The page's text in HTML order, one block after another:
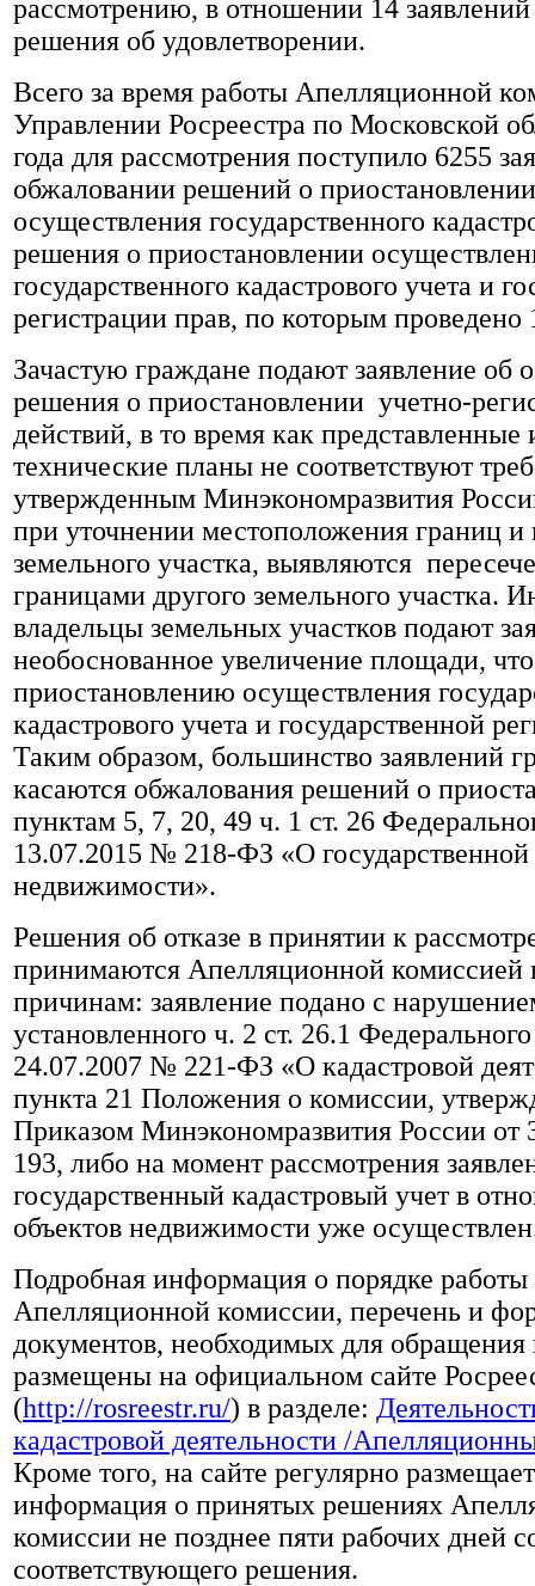
рассмотрению, в отношении 14
решения об удовлетворении.
Всего за время работы Апелляционной
Управлении Росреестра по Московской
года для рассмотрения поступило 6255
обжаловании решений о приостановлении
осуществления государственного
решения о приостановлении
государственного кадастрового учета и
регистрации прав, по которым проведено
Зачастую граждане подают заявление об
решения о приостановлении учетно-
действий, в то время как
технические планы не соответствуют
утвержденным Минэкономразвития
при уточнении местоположения границ
земельного участка, выявляются
границами другого земельного участка.
владельцы земельных участков подают
необоснованное увеличение площади,
приостановлению осуществления
кадастрового учета и государственной
Таким образом, большинство заявлений
касаются обжалования решений о
пунктам 5, 7, 20, 49 ч. 1 ст. 26
13.07.2015 № 218-ФЗ «О государственной
недвижимости».
Решения об отказе в принятии к
принимаются Апелляционной комиссией
причинам: заявление подано с
установленного ч. 2 ст. 26.1
24.07.2007 № 221-ФЗ «О кадастровой
пункта 21 Положения о комиссии,
Приказом Минэкономразвития России
193, либо на момент рассмотрения
государственный кадастровый учет в
объектов недвижимости уже
Подробная информация о порядке работы
Апелляционной комиссии, перечень и
документов, необходимых для
размещены на официальном сайте
(http://rosreestr.ru/) в разделе:
кадастровой деятельности /
Кроме того, на сайте регулярно
информация о принятых решениях
комиссии не позднее пяти рабочих дней
соответствующего решения.